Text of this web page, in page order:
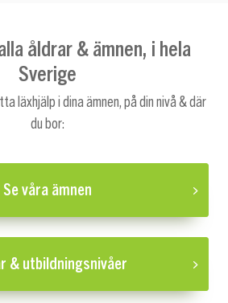
åldrar & ämnen, i hela
Sverige
läxhjälp i dina ämnen, på din nivå & där
du bor:
Se våra ämnen
& utbildningsnivåer